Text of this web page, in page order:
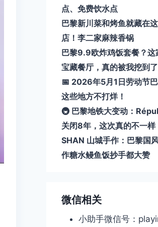
点、免费饮水点
巴黎新川菜和烤鱼就藏在
店！李二家麻辣香锅
巴黎9.9欧炸鸡饭套餐？
宝藏餐厅，真的被我挖到了
📅 2026年5月1日劳动节
这些地方不打烊！
🚇 巴黎地铁大变动：
关闭8年，这次真的不一样
SHAN 山城手作：巴黎国
作糖水鳗鱼饭抄手都大赞
微信相关
小助手微信号：